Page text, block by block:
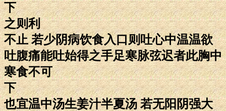
下
之则利
不止 若少阴病饮食入口则吐心中温温欲
吐腹痛能吐始得之手足寒脉弦迟者此胸中
寒食不可
下
也宜温中汤生姜汁半夏汤 若无阳阴强大